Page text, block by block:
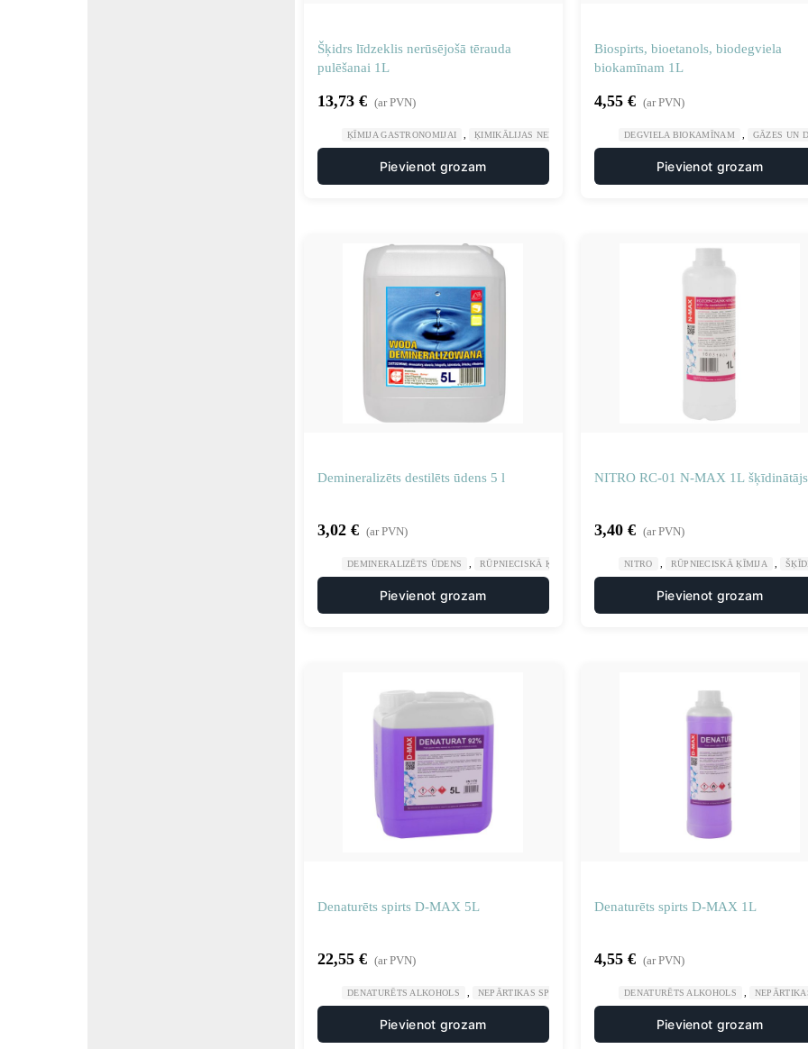
Šķidrs līdzeklis nerūsējošā tērauda
pulēšanai 1L
13,73 € (ar PVN)
ĶĪMIJA GASTRONOMIJAI ĶIMIKĀLIJAS NERŪSĒJOŠAJAM TĒRAUDAM , RŪPNIECISKĀ ĶĪMIJA
Pievienot grozam
Biospirts, bioetanols, biodegviela
biokamīnam 1L
4,55 € (ar PVN)
DEGVIELA BIOKAMĪNAM GĀZES UN
Pievienot grozam
Demineralizēts destilēts ūdens 5 l
3,02 € (ar PVN)
DEMINERALIZĒTS ŪDENS RŪPNIECISKĀ ĶĪMIJA
Pievienot grozam
NITRO RC-01 N-MAX 1L šķīdinātājs
3,40 € (ar PVN)
NITRO RŪPNIECISKĀ ĶĪMIJA
Pievienot grozam
Denaturēts spirts D-MAX 5L
22,55 € (ar PVN)
DENATURĒTS ALKOHOLS NEPĀRTIKAS SPIRTI RŪPNIECISKĀ ĶĪMIJA
Pievienot grozam
Denaturēts spirts D-MAX 1L
4,55 € (ar PVN)
DENATURĒTS ALKOHOLS
Pievienot grozam